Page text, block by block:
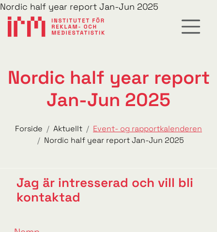
Nordic half year report Jan-Jun 2025
Nordic half year report
Jan-Jun 2025
Forside Aktuellt
Event- og rapportkalenderen
Nordic half year report Jan-Jun 2025
Jag är intresserad och vill bli
kontaktad